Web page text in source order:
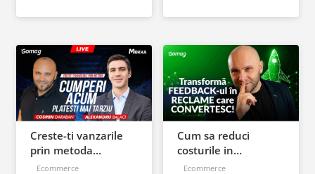
Creste-ti vanzarile
prin metoda
“Cumperi acum,
Ecommerce
Cum sa reduci
costurile in
marketing si sa cresti
Ecommerce